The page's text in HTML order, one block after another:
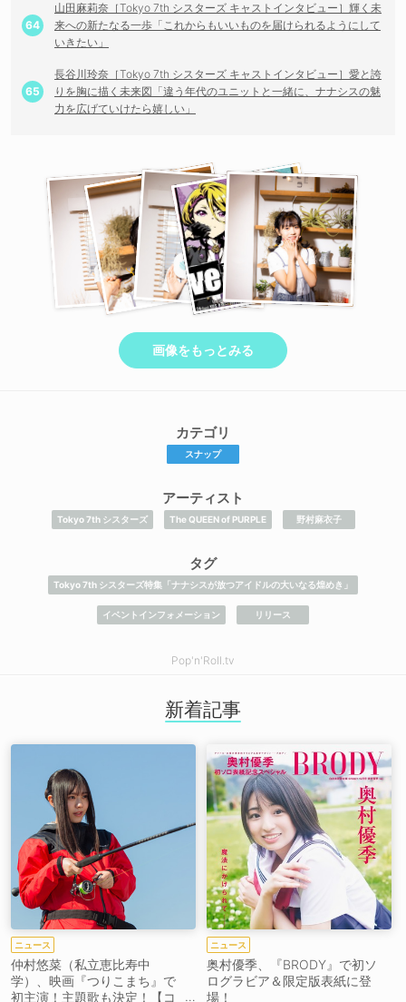
山田麻莉奈［Tokyo 7th シスターズ キャストインタビュー］輝く未
来への新たなる一歩「これからもいいものを届けられるようにして
いきたい」
長谷川玲奈［Tokyo 7th シスターズ キャストインタビュー］愛と誇
りを胸に描く未来図「違う年代のユニットと一緒に、ナナシスの魅
力を広げていけたら嬉しい」
画像をもっとみる
カテゴリ
スナップ
アーティスト
Tokyo 7th シスターズ The QUEEN of PURPLE 野村麻衣子
タグ
Tokyo 7th シスターズ特集「ナナシスが放つアイドルの大いなる煌めき」
イベントインフォメーション リリース
Pop'n'Roll.tv
新着記事
ニュース
仲村悠菜（私立恵比寿中
学）、映画『つりこまち』で
初主演！主題歌も決定！【コ
ニュース
奥村優季、『BRODY』で初ソ
ログラビア＆限定版表紙に登
場！